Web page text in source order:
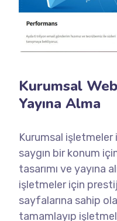
Kurumsal
Yayına Alma
Kurumsal işletmeler
saygın bir konum
tasarımı ve yayına
işletmeler için
sayfalarına sahip
tamamlayıp